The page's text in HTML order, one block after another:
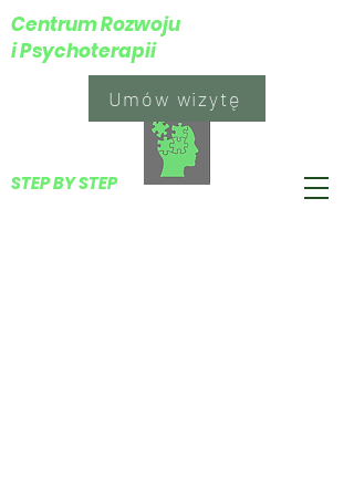
​STEP BY STEP
Umów wizytę
Centrum Rozwoju
i Psychoterapii